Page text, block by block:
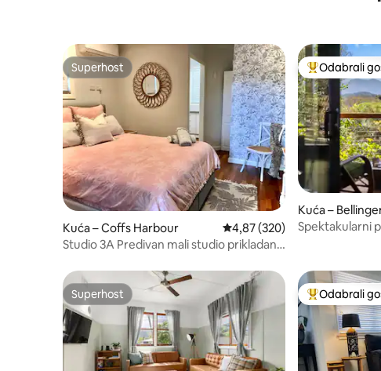
Superhost
Superhost
Kuća – Coffs Harbour Prosječna ocjena: 4,87/5,
4,87 (320)
Studio 3A Predivan mali studio prikladan
Među najviše
Odabrali
Kuća –
Spektakularni
Superhost
Superhost Među najviše
Odabrali